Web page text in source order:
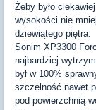
Żeby było
wysokości nie
dziewiątego piętra.
Sonim XP3300
najbardziej
był w 100%
szczelność nawet
pod powierzchnią